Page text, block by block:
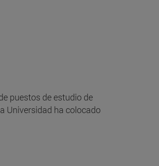
puestos de estudio de
Universidad ha colocado